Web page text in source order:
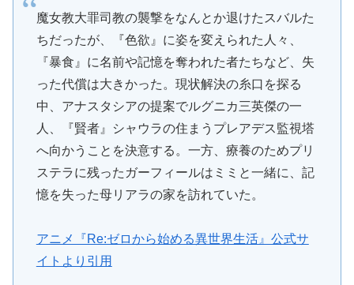
魔女教大罪司教の襲撃をなんとか退けたスバルた
ちだったが、『色欲』に姿を変えられた人々、
『暴食』に名前や記憶を奪われた者たちなど、失
った代償は大きかった。現状解決の糸口を探る
中、アナスタシアの提案でルグニカ三英傑の一
人、『賢者』シャウラの住まうプレアデス監視塔
へ向かうことを決意する。一方、療養のためプリ
ステラに残ったガーフィールはミミと一緒に、記
憶を失った母リアラの家を訪れていた。
アニメ『Re:ゼロから始める異世界生活』公式サ
イトより引用